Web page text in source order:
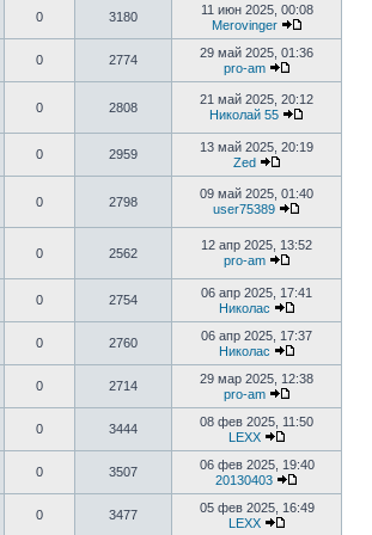
0 3180
11 июн 2025, 00:08
Merovinger
0 2774
29 май 2025, 01:36
pro-am
0 2808
21 май 2025, 20:12
Николай 55
0 2959
13 май 2025, 20:19
Zed
0 2798
09 май 2025, 01:40
user75389
0 2562
12 апр 2025, 13:52
pro-am
0 2754
06 апр 2025, 17:41
Николас
0 2760
06 апр 2025, 17:37
Николас
0 2714
29 мар 2025, 12:38
pro-am
0 3444
08 фев 2025, 11:50
LEXX
0 3507
06 фев 2025, 19:40
20130403
0 3477
05 фев 2025, 16:49
LEXX